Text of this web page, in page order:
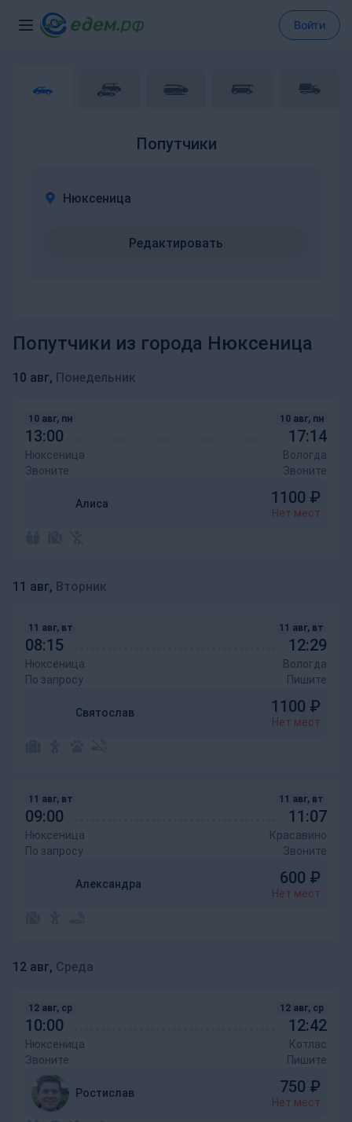
Войти
Попутчики
Нюксеница
Редактировать
Попутчики из города Нюксеница
10 авг, Понедельник
13:00
10 авг, пн
Нюксеница
Звоните
17:14
10 авг, пн
Вологда
Звоните
Алиса 1100 ₽
Нет мест
11 авг, Вторник
08:15
11 авг, вт
Нюксеница
По запросу
12:29
11 авг, вт
Вологда
Пишите
Святослав 1100 ₽
Нет мест
09:00
11 авг, вт
Нюксеница
По запросу
11:07
11 авг, вт
Красавино
Звоните
Александра 600 ₽
Нет мест
12 авг, Среда
10:00
12 авг, ср
Нюксеница
Звоните
12:42
12 авг, ср
Котлас
Пишите
Ростислав 750 ₽
Нет мест